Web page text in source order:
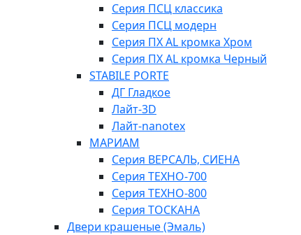
Серия ПСЦ классика
Серия ПСЦ модерн
Серия ПХ AL кромка Хром
Серия ПХ AL кромка Черный
STABILE PORTE
ДГ Гладкое
Лайт-3D
Лайт-nanotex
МАРИАМ
Серия ВЕРСАЛЬ, СИЕНА
Серия ТЕХНО-700
Серия ТЕХНО-800
Серия ТОСКАНА
Двери крашеные (Эмаль)